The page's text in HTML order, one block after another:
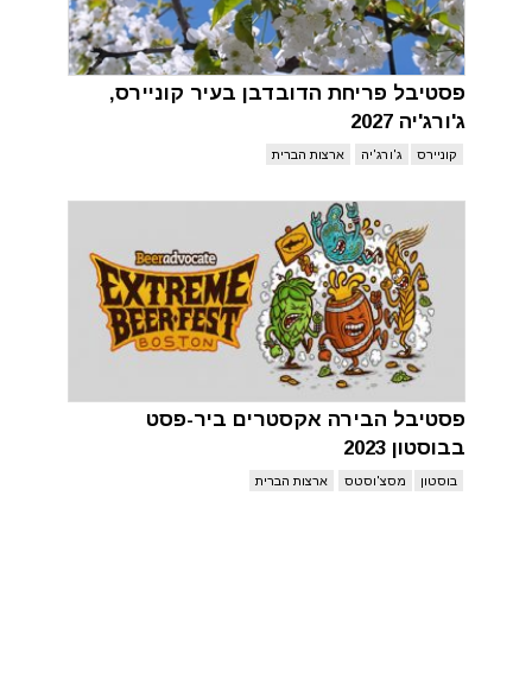
פסטיבל פריחת הדובדבן בעיר קוניירס,
ג'ורג'יה 2027
קוניירס ג'ורג'יה ארצות הברית
פסטיבל הבירה אקסטרים ביר-פסט
בבוסטון 2023
בוסטון מסצ'וסטס ארצות הברית